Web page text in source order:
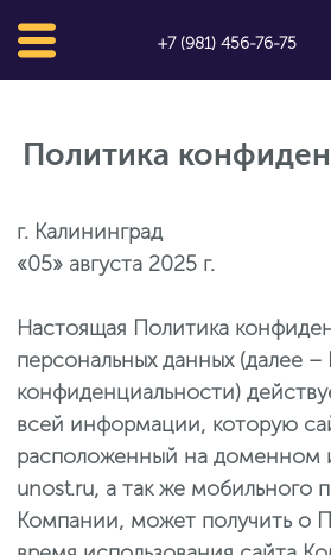
+7 (981) 456-76-75
Политика
г. Калининград
«05» августа 2025 г.
Настоящая Политика
персональных данных (далее –
конфиденциальности)
всей информации, которую
расположенный на доменном
unost.ru, а так же мобильного
Компании, может получить о